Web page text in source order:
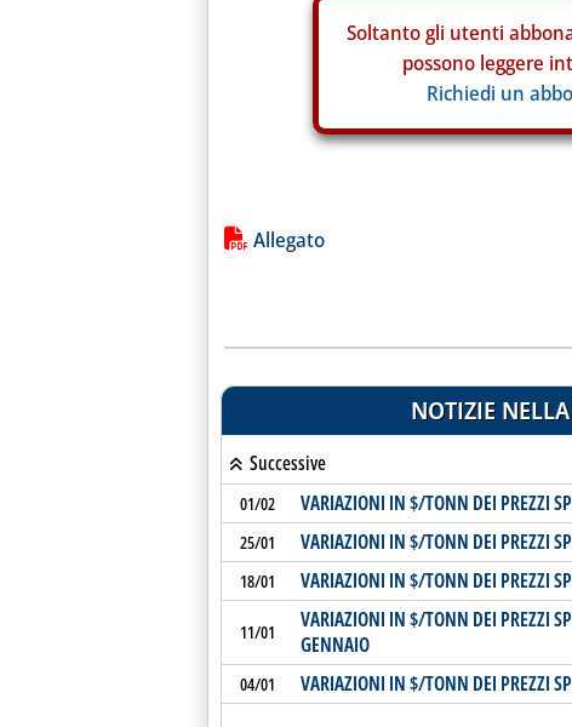
Soltanto gli utenti
possono leggere
Richiedi un
Lista allegati PDF alla notizia
Allegato
NOTIZIE
Successive
01/02 VARIAZIONI IN $/TONN DEI PREZZI
25/01 VARIAZIONI IN $/TONN DEI PREZZI
18/01 VARIAZIONI IN $/TONN DEI PREZZI
11/01
VARIAZIONI IN $/TONN DEI PREZZI
GENNAIO
04/01 VARIAZIONI IN $/TONN DEI PREZZI